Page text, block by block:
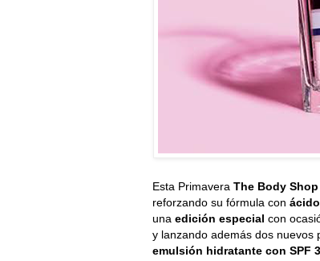
Esta Primavera The Body Shop
reforzando su fórmula con
una edición especial con
y lanzando además dos nuevos
emulsión hidratante con SPF